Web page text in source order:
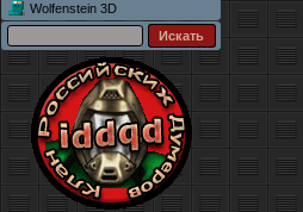
Wolfenstein 3D